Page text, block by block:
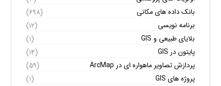
بانک داده های مکانی
(۶۹۸)
برنامه نویسی
(۱۲)
بلایای طبیعی و GIS
(۱)
پایتون در GIS
(۱۴)
پردازش تصاویر ماهواره ای در ArcMap
(۵۹)
پروژه های GIS
(۱)